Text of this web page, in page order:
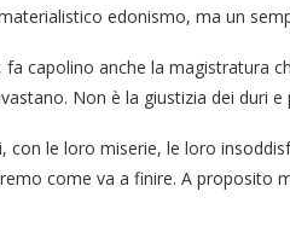
edonismo, ma un
fa capolino anche la magistratura
Non è la giustizia dei duri e
con le loro miserie, le loro
come va a finire. A proposito